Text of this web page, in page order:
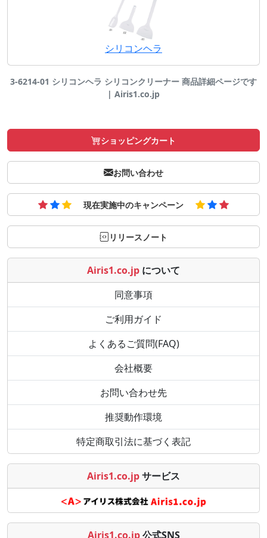
シリコンヘラ
3-6214-01 シリコンヘラ シリコンクリーナー 商品詳細ページです
| Airis1.co.jp
ショッピングカート
お問い合わせ
現在実施中のキャンペーン
リリースノート
Airis1.co.jp について
同意事項
ご利用ガイド
よくあるご質問(FAQ)
会社概要
お問い合わせ先
推奨動作環境
特定商取引法に基づく表記
Airis1.co.jpサービス
Airis1.co.jp 公式SNS